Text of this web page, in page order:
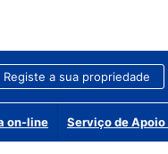
Registe a sua propriedade
on-line Serviço de